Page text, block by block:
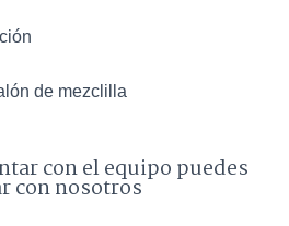
de mezclilla
con el equipo puedes
con nosotros